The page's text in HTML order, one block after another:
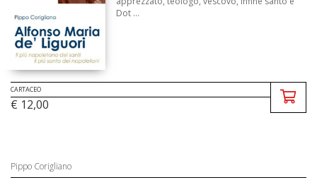
Dot ...
CARTACEO
€ 12,00
Pippo Corigliano